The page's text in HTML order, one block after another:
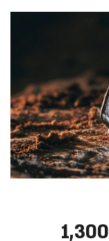
תליון עפרת נדיר, בן כ-1,300